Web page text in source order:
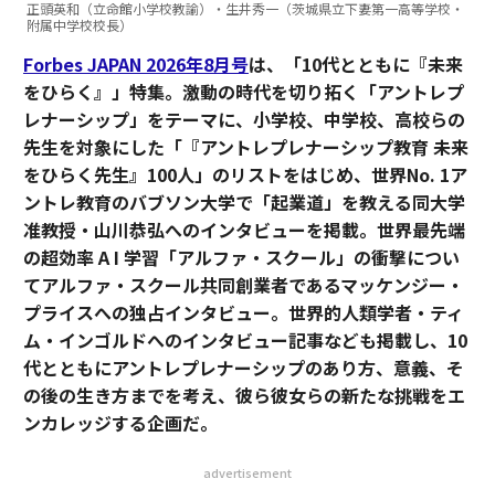
正頭英和（立命館小学校教諭）・生井秀一（茨城県立下妻第一高等学校・
附属中学校校長）
Forbes JAPAN 2026年8月号は、「10代とともに『未来
をひらく』」特集。激動の時代を切り拓く「アントレプ
レナーシップ」をテーマに、小学校、中学校、高校らの
先生を対象にした「『アントレプレナーシップ教育 未来
をひらく先生』100人」のリストをはじめ、世界No. 1ア
ントレ教育のバブソン大学で「起業道」を教える同大学
准教授・山川恭弘へのインタビューを掲載。世界最先端
の超効率 A I 学習「アルファ・スクール」の衝撃につい
てアルファ・スクール共同創業者であるマッケンジー・
プライスへの独占インタビュー。世界的人類学者・ティ
ム・インゴルドへのインタビュー記事なども掲載し、10
代とともにアントレプレナーシップのあり方、意義、そ
の後の生き方までを考え、彼ら彼女らの新たな挑戦をエ
ンカレッジする企画だ。
advertisement